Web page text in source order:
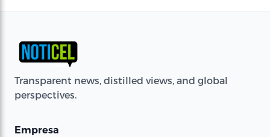
Transparent news, distilled views, and global
perspectives.
Empresa